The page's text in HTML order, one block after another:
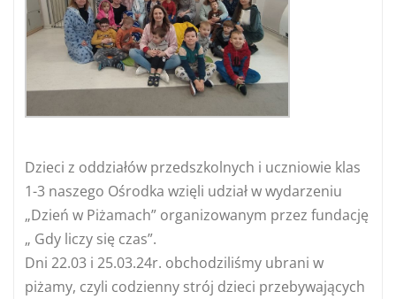
Dzieci z oddziałów przedszkolnych i uczniowie klas
1-3 naszego Ośrodka wzięli udział w wydarzeniu
„Dzień w Piżamach” organizowanym przez fundację
„ Gdy liczy się czas”.
Dni 22.03 i 25.03.24r. obchodziliśmy ubrani w
piżamy, czyli codzienny strój dzieci przebywających